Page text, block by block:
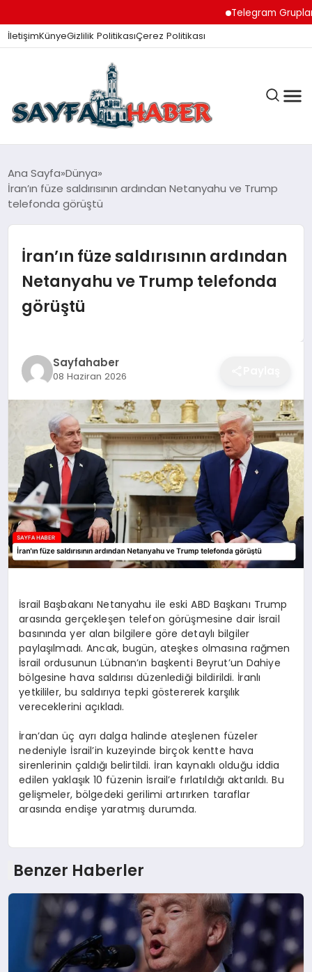
Telegram Grupları ile
İletişimKünyeGizlilik PolitikasıÇerez Politikası
ANA SAYFA
GÜNDEM
İZMIR HABERLERI
EKONOMI
SAĞLIK
SPOR
YAŞAM
Ana Sayfa Dünya
İran’ın füze saldırısının ardından Netanyahu ve Trump
telefonda görüştü
İran’ın füze saldırısının ardından
Netanyahu ve Trump telefonda
görüştü
Sayfahaber
08 Haziran 2026
İsrail Başbakanı Netanyahu ile eski ABD Başkanı Trump
arasında gerçekleşen telefon görüşmesine dair İsrail
basınında yer alan bilgilere göre detaylı bilgiler
paylaşılmadı. Ancak, bugün, ateşkes olmasına rağmen
İsrail ordusunun Lübnan’ın başkenti Beyrut’un Dahiye
bölgesine hava saldırısı düzenlediği bildirildi. İranlı
yetkililer, bu saldırıya tepki göstererek karşılık
vereceklerini açıkladı.
İran’dan üç ayrı dalga halinde ateşlenen füzeler
nedeniyle İsrail’in kuzeyinde birçok kentte hava
sirenlerinin çaldığı belirtildi. İran kaynaklı olduğu iddia
edilen yaklaşık 10 füzenin İsrail’e fırlatıldığı aktarıldı. Bu
gelişmeler, bölgedeki gerilimi artırırken taraflar
arasında endişe yaratmış durumda.
Benzer Haberler